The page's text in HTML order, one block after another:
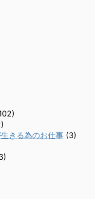
きる為のお仕事 (3)